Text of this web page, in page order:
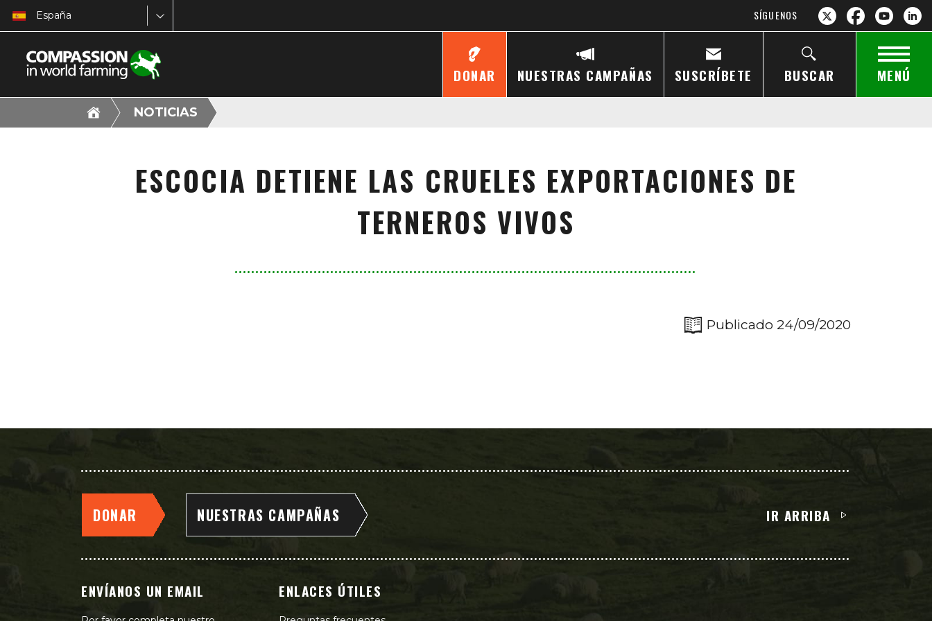
España SÍGUENOS
DONAR NUESTRAS CAMPAÑAS SUSCRÍBETE BUSCAR MENÚ
NOTICIAS
ESCOCIA DETIENE LAS CRUELES EXPORTACIONES DE
TERNEROS VIVOS
Publicado 24/09/2020
DONAR NUESTRAS CAMPAÑAS IR ARRIBA
ENVÍANOS UN EMAIL ENLACES ÚTILES